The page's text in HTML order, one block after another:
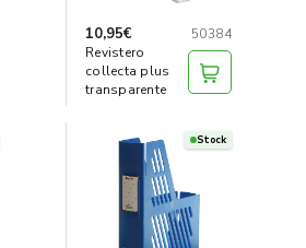
10,95€
50384
Revistero
collecta plus
transparente
Stock